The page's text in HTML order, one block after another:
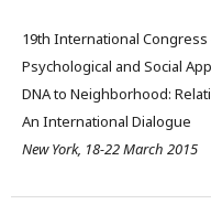
19th International
Psychological and Social
DNA to Neighborhood:
An International Dialogue
New York, 18-22 March 2015